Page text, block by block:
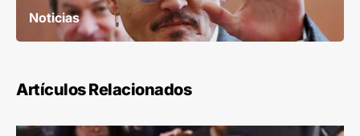
Noticias
Artículos Relacionados